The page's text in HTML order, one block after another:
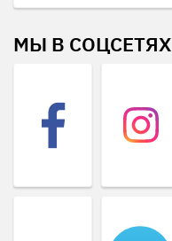
МЫ В СОЦСЕТЯХ